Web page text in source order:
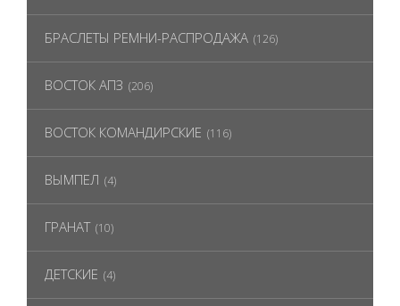
БРАСЛЕТЫ РЕМНИ-РАСПРОДАЖА (126)
ВОСТОК АПЗ (206)
ВОСТОК КОМАНДИРСКИЕ (116)
ВЫМПЕЛ (4)
ГРАНАТ (10)
ДЕТСКИЕ (4)